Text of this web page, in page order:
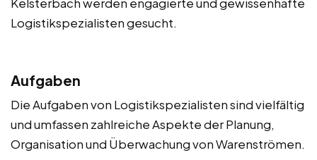
Logistikspezialisten gesucht.
Aufgaben
Die Aufgaben von Logistikspezialisten sind vielfältig
und umfassen zahlreiche Aspekte der Planung,
Organisation und Überwachung von Warenströmen.